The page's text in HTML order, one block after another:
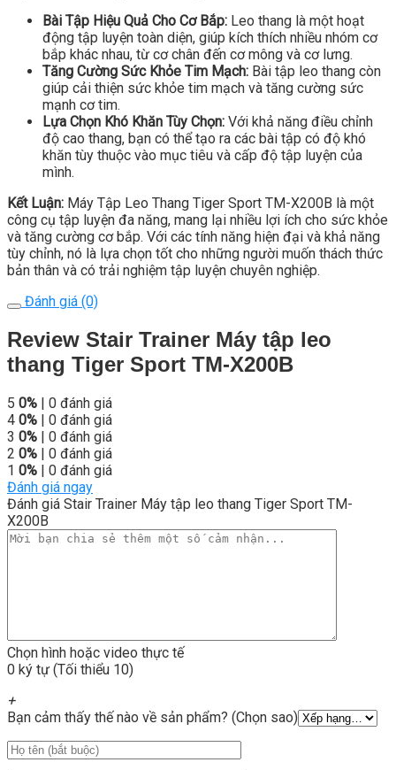
Bài Tập Hiệu Quả Cho Cơ Bắp: Leo thang là một hoạt
động tập luyện toàn diện, giúp kích thích nhiều nhóm cơ
bắp khác nhau, từ cơ chân đến cơ mông và cơ lưng.
Tăng Cường Sức Khỏe Tim Mạch: Bài tập leo thang còn
giúp cải thiện sức khỏe tim mạch và tăng cường sức
mạnh cơ tim.
Lựa Chọn Khó Khăn Tùy Chọn: Với khả năng điều chỉnh
độ cao thang, bạn có thể tạo ra các bài tập có độ khó
khăn tùy thuộc vào mục tiêu và cấp độ tập luyện của
mình.
Kết Luận: Máy Tập Leo Thang Tiger Sport TM-X200B là một
công cụ tập luyện đa năng, mang lại nhiều lợi ích cho sức khỏe
và tăng cường cơ bắp. Với các tính năng hiện đại và khả năng
tùy chỉnh, nó là lựa chọn tốt cho những người muốn thách thức
bản thân và có trải nghiệm tập luyện chuyên nghiệp.
Đánh giá (0)
Review Stair Trainer Máy tập leo
thang Tiger Sport TM-X200B
5 0% | 0 đánh giá
4 0% | 0 đánh giá
3 0% | 0 đánh giá
2 0% | 0 đánh giá
1 0% | 0 đánh giá
Đánh giá ngay
Đánh giá Stair Trainer Máy tập leo thang Tiger Sport TM-
X200B
Chọn hình hoặc video thực tế
0 ký tự (Tối thiểu 10)
+
Bạn cảm thấy thế nào về sản phẩm? (Chọn sao)